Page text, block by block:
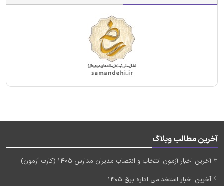
آخرین مطالب وبلاگ
آخرین اخبار آزمون انتخاب و انتصاب مدیران مدارس 1405 (کارت آزمون)
آخرین اخبار استخدامی اداره برق 1405